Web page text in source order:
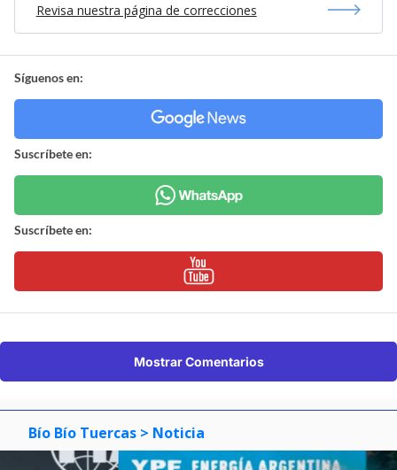
Revisa nuestra página de correcciones
Síguenos en:
Suscríbete en:
Suscríbete en:
Mostrar Comentarios
Bío Bío Tuercas > Noticia